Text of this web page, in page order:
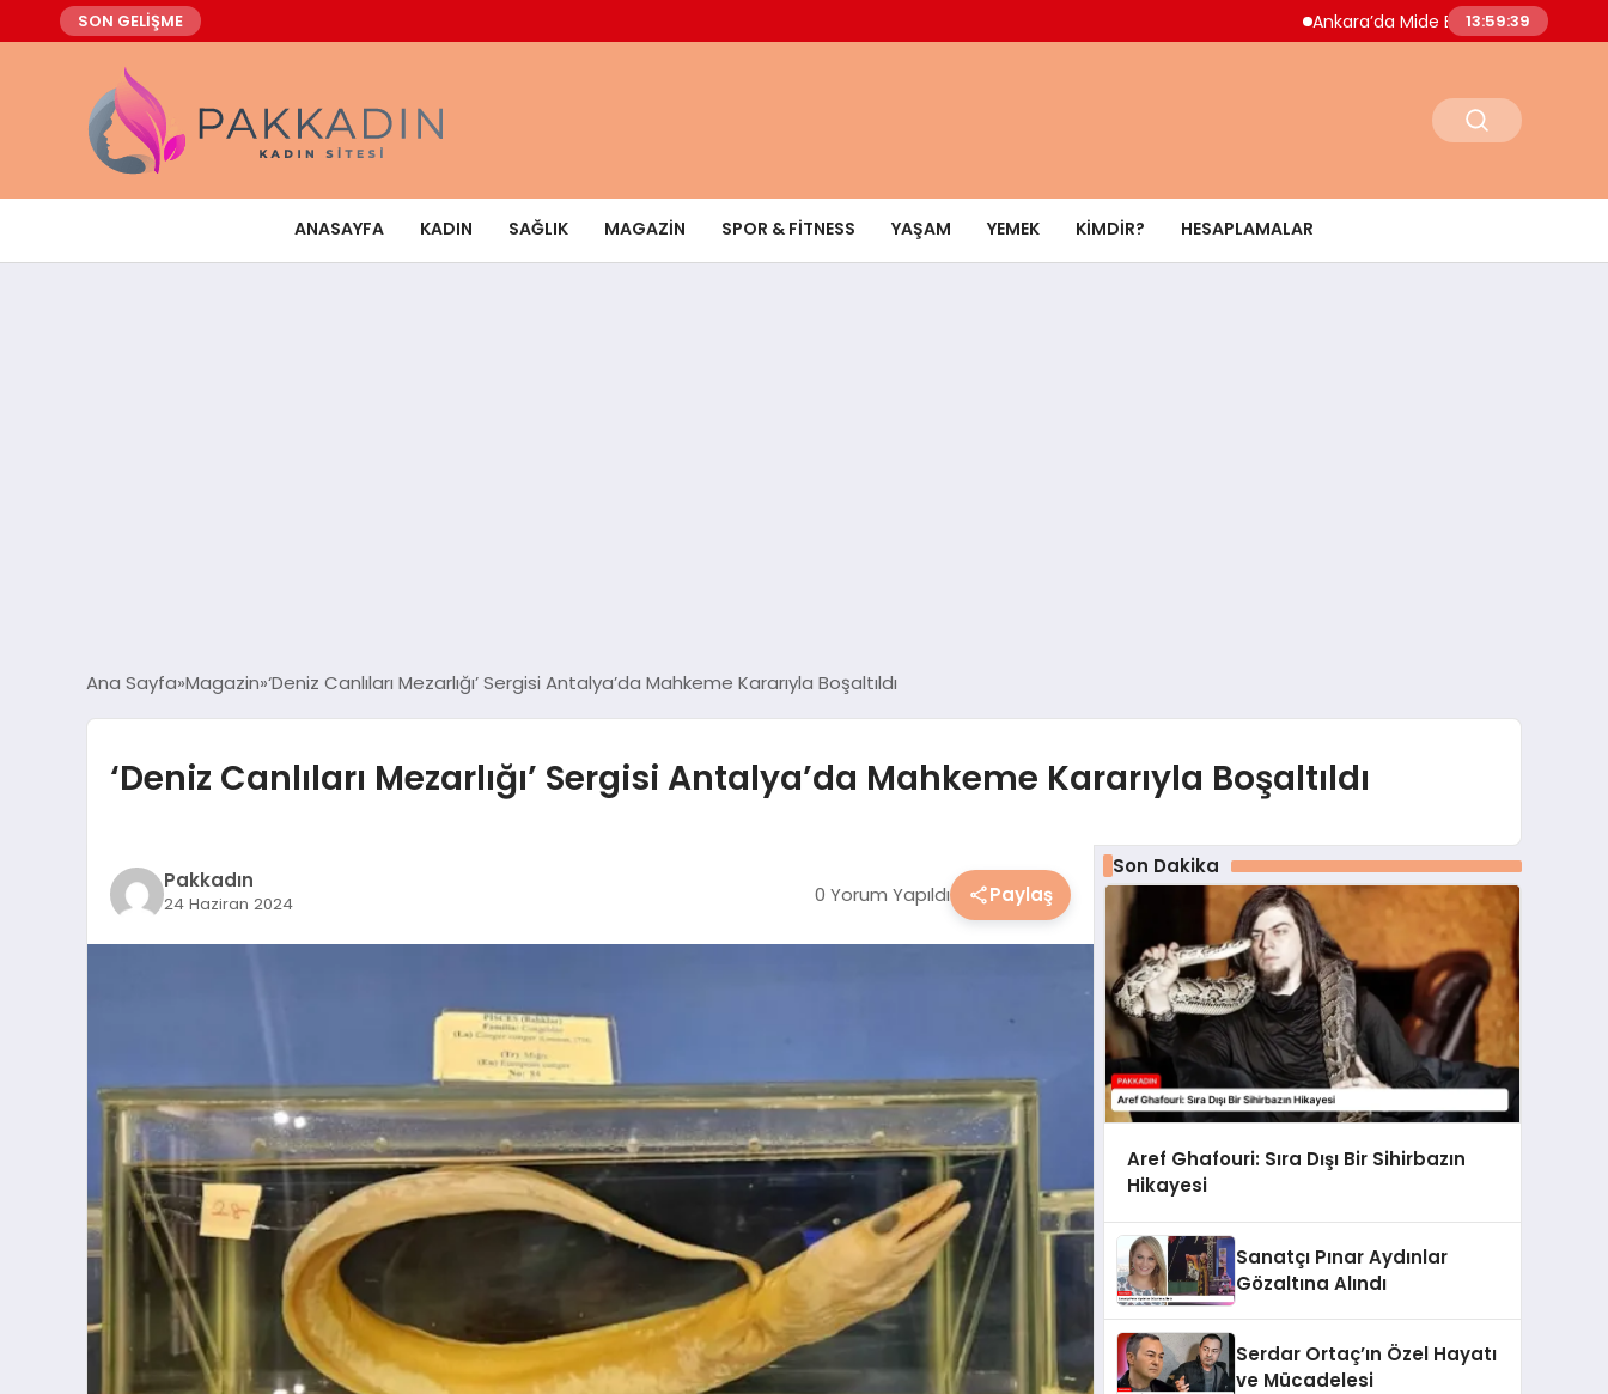
SON GELİŞME Ankara’da Mide Bulantısı Salgını Paniği
13:59:40
ANASAYFA KADIN SAĞLIK MAGAZIN SPOR & FITNESS YAŞAM YEMEK KIMDIR? HESAPLAMALAR
Ana Sayfa Magazin ‘Deniz Canlıları Mezarlığı’ Sergisi Antalya’da Mahkeme Kararıyla Boşaltıldı
‘Deniz Canlıları Mezarlığı’ Sergisi Antalya’da Mahkeme Kararıyla Boşaltıldı
Pakkadın
24 Haziran 2024 0 Yorum Yapıldı Paylaş
Son Dakika
Aref Ghafouri: Sıra Dışı Bir Sihirbazın
Hikayesi
Sanatçı Pınar Aydınlar
Gözaltına Alındı
Serdar Ortaç’ın Özel Hayatı
ve Mücadelesi